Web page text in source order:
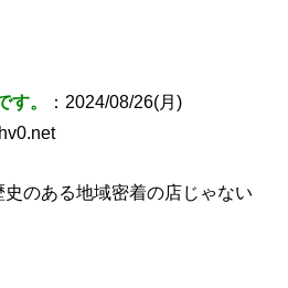
す。
：2024/08/26(月)
のある地域密着の店じゃない